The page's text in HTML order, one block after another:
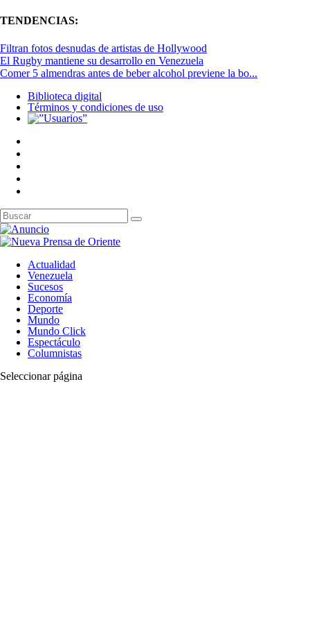
TENDENCIAS:
Filtran fotos desnudas de artistas de Hollywood
El Rugby mantiene su desarrollo en Venezuela
Comer 5 almendras antes de beber alcohol previene la bo...
Biblioteca digital
Términos y condiciones de uso
Actualidad
Venezuela
Sucesos
Economía
Deporte
Mundo
Mundo Click
Espectáculo
Columnistas
Seleccionar página